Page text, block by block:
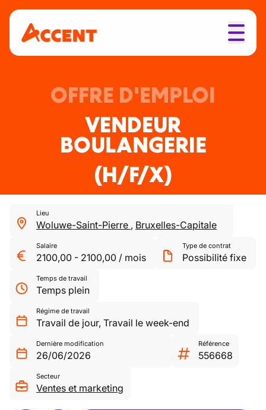
OFFRE D'EMPLOI
VENDEUR
BOULANGERIE
(H/F/X)
Lieu
Woluwe-Saint-Pierre , Bruxelles-Capitale
Salaire
2100,00 - 2100,00 / mois
Type de contrat
Possibilité fixe
Temps de travail
Temps plein
Régime de travail
Travail de jour, Travail le week-end
Dernière modification
26/06/2026
Référence
556668
Secteur
Ventes et marketing